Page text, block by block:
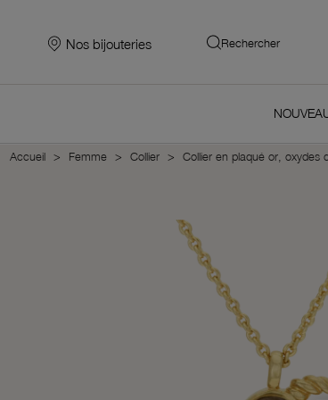
Nos bijouteries Rechercher
Accueil Femme Collier Collier en plaqué or, oxydes